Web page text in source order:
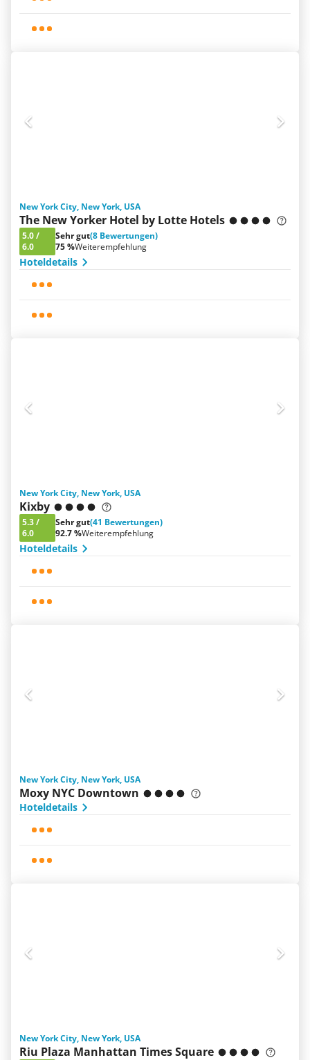
New York City, New York, USA
The New Yorker Hotel by Lotte Hotels
5.0/
6.0
Sehr gut(8 Bewertungen)
75 %Weiterempfehlung
Hoteldetails
New York City, New York, USA
Kixby
5.3/
6.0
Sehr gut(41 Bewertungen)
92.7 %Weiterempfehlung
Hoteldetails
New York City, New York, USA
Moxy NYC Downtown
Hoteldetails
New York City, New York, USA
Riu Plaza Manhattan Times Square